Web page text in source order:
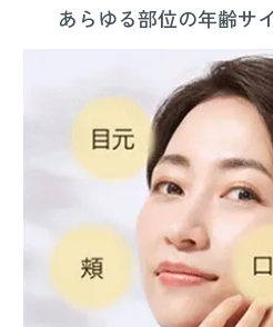
あらゆる部位の年齢サ